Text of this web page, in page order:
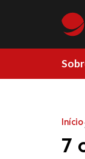
Início
7